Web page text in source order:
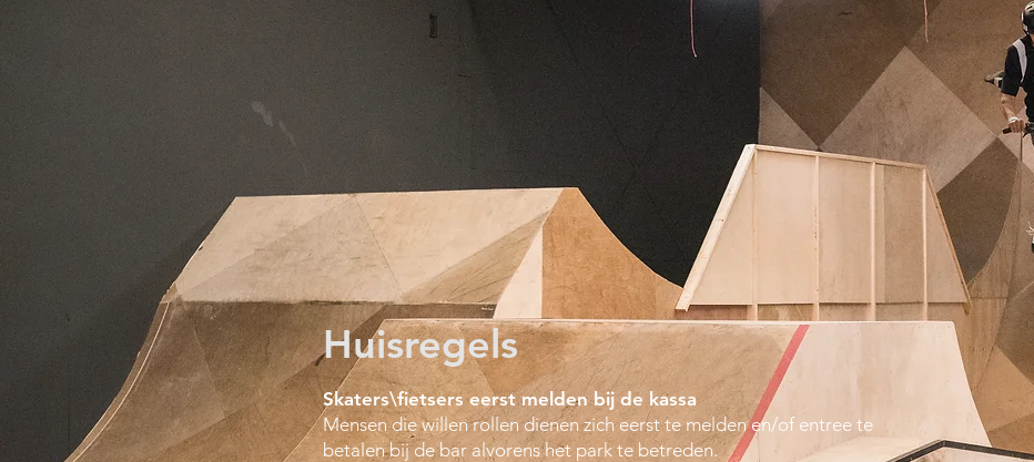
Huisregels
Skaters\fietsers eerst melden bij de kassa
Mensen die willen rollen dienen zich eerst te melden en/of entree te
betalen bij de bar alvorens het park te betreden.